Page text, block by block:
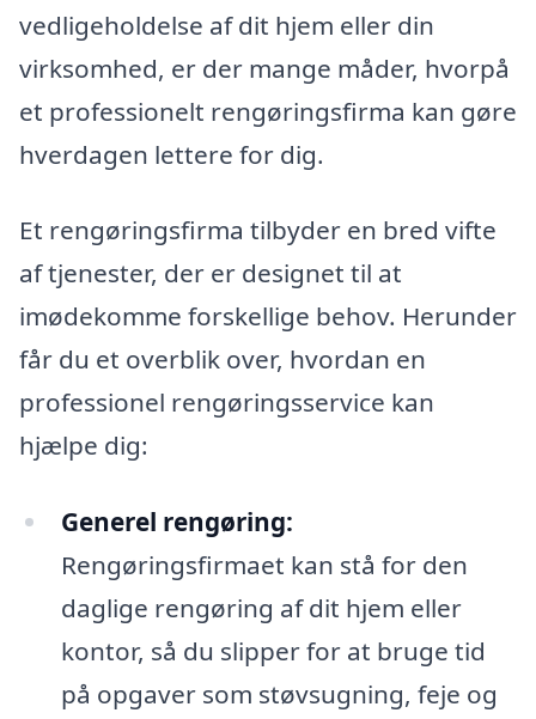
vedligeholdelse af dit hjem eller din
virksomhed, er der mange måder, hvorpå
et professionelt rengøringsfirma kan gøre
hverdagen lettere for dig.
Et rengøringsfirma tilbyder en bred vifte
af tjenester, der er designet til at
imødekomme forskellige behov. Herunder
får du et overblik over, hvordan en
professionel rengøringsservice kan
hjælpe dig:
Generel rengøring:
Rengøringsfirmaet kan stå for den
daglige rengøring af dit hjem eller
kontor, så du slipper for at bruge tid
på opgaver som støvsugning, feje og